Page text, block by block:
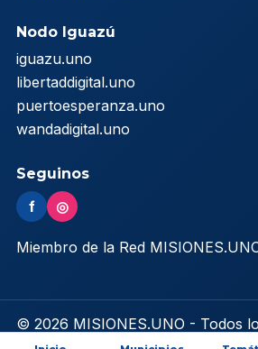
Nodo Iguazú
iguazu.uno
libertaddigital.uno
puertoesperanza.uno
wandadigital.uno
Seguinos
f ◎
Miembro de la Red
© 2026 MISIONES.UNO - Todos
reservados